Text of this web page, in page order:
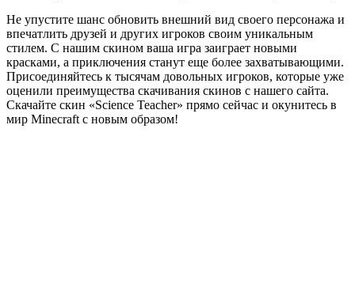
Не упустите шанс обновить внешний вид своего персонажа и
впечатлить друзей и других игроков своим уникальным
стилем. С нашим скином ваша игра заиграет новыми
красками, а приключения станут еще более захватывающими.
Присоединяйтесь к тысячам довольных игроков, которые уже
оценили преимущества скачивания скинов с нашего сайта.
Скачайте скин «Science Teacher» прямо сейчас и окунитесь в
мир Minecraft с новым образом!